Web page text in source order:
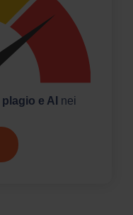
e AI nei